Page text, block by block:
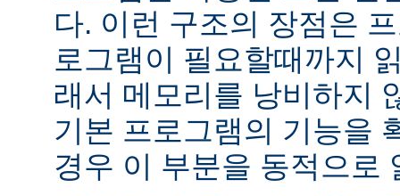
다. 이런 구조의 장점은
로그램이 필요할때까지
래서 메모리를 낭비하지
기본 프로그램의 기능을
경우 이 부분을 동적으로